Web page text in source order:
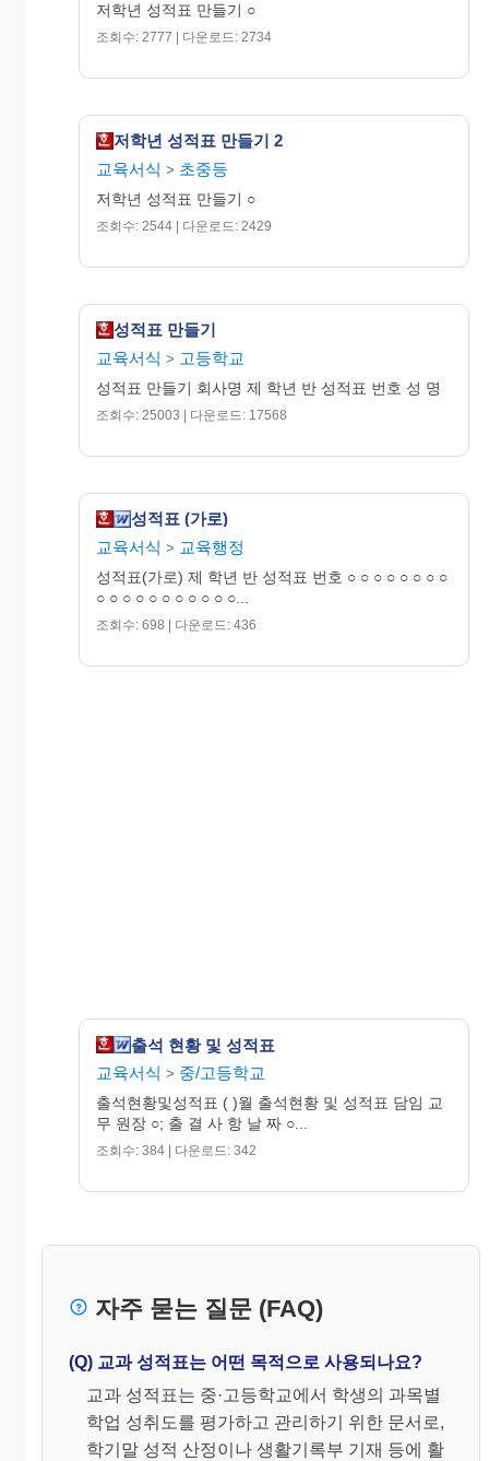
저학년 성적표 만들기 ○
조회수: 2777 | 다운로드: 2734
저학년 성적표 만들기 2
교육서식 > 초중등
저학년 성적표 만들기 ○
조회수: 2544 | 다운로드: 2429
성적표 만들기
교육서식 > 고등학교
성적표 만들기 회사명 제 학년 반 성적표 번호 성 명
조회수: 25003 | 다운로드: 17568
성적표 (가로)
교육서식 > 교육행정
성적표(가로) 제 학년 반 성적표 번호 ○ ○ ○ ○ ○ ○ ○ ○
○ ○ ○ ○ ○ ○ ○ ○ ○ ○ ○...
조회수: 698 | 다운로드: 436
출석 현황 및 성적표
교육서식 > 중/고등학교
출석현황및성적표 ( )월 출석현황 및 성적표 담임 교
무 원장 ○; 출 결 사 항 날 짜 ○...
조회수: 384 | 다운로드: 342
자주 묻는 질문 (FAQ)
(Q) 교과 성적표는 어떤 목적으로 사용되나요?
교과 성적표는 중·고등학교에서 학생의 과목별
학업 성취도를 평가하고 관리하기 위한 문서로,
학기말 성적 산정이나 생활기록부 기재 등에 활